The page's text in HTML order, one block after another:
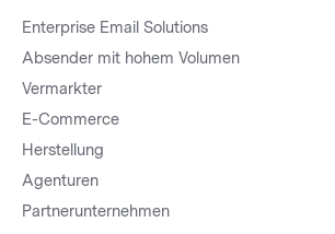
Enterprise Email Solutions
Absender mit hohem Volumen
Vermarkter
E-Commerce
Herstellung
Agenturen
Partnerunternehmen